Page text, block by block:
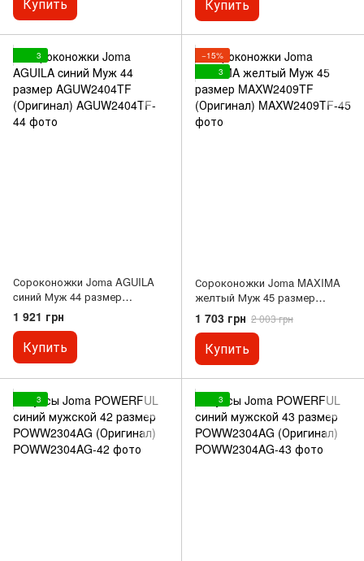
Купить Купить
3
Сороконожки Joma AGUILA
cиний Муж 44 размер
AGUW2404TF (Оригинал)
1 921 грн
Купить
−15%
3
Сороконожки Joma MAXIMA
желтый Муж 45 размер
MAXW2409TF (Оригинал)
1 703 грн 2 003 грн
Купить
3 3